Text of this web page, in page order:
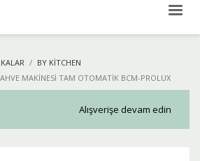
BY KITCHEN
MAKINESI TAM OTOMATIK BCM-PROLUX
Alışverişe devam edin